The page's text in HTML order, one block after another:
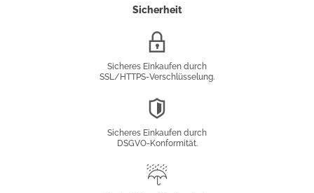
Sicherheit
Sicheres Einkaufen durch
SSL/HTTPS-Verschlüsselung.
Sicheres Einkaufen durch
DSGVO-Konformität.